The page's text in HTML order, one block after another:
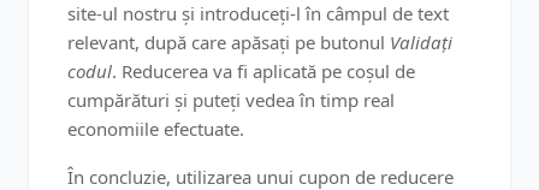
site-ul nostru și introduceți-l în câmpul de text
relevant, după care apăsați pe butonul Validați
codul. Reducerea va fi aplicată pe coșul de
cumpărături și puteți vedea în timp real
economiile efectuate.
În concluzie, utilizarea unui cupon de reducere